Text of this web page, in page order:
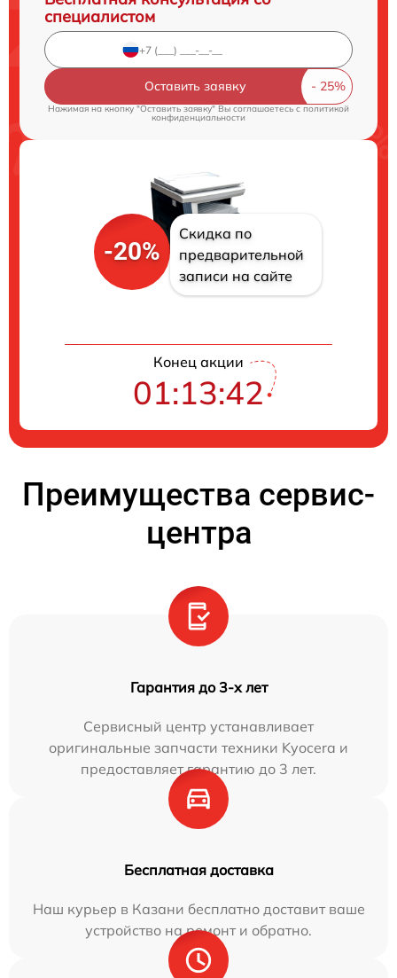
специалистом
Оставить заявку
Нажимая на кнопку "Оставить заявку" Вы соглашаетесь cполитикой
конфиденциальности
-20%
Скидка по
предварительной
записи на сайте
Конец акции
01:13:41
Преимущества сервис-
центра
Гарантия до 3-х лет
Сервисный центр устанавливает
оригинальные запчасти техники Kyocera и
предоставляет гарантию до 3 лет.
Бесплатная доставка
Наш курьер в Казани бесплатно доставит ваше
устройство на ремонт и обратно.